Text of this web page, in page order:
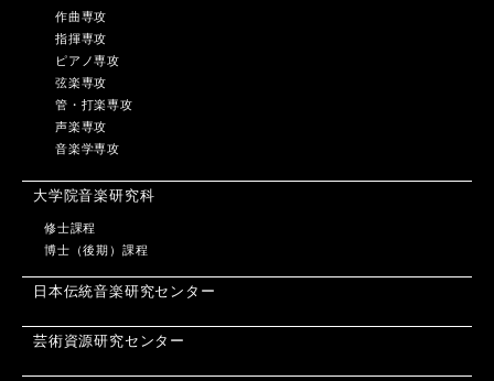
作曲専攻
指揮専攻
ピアノ専攻
弦楽専攻
管・打楽専攻
声楽専攻
音楽学専攻
大学院音楽研究科
修士課程
博士（後期）課程
日本伝統音楽研究センター
芸術資源研究センター